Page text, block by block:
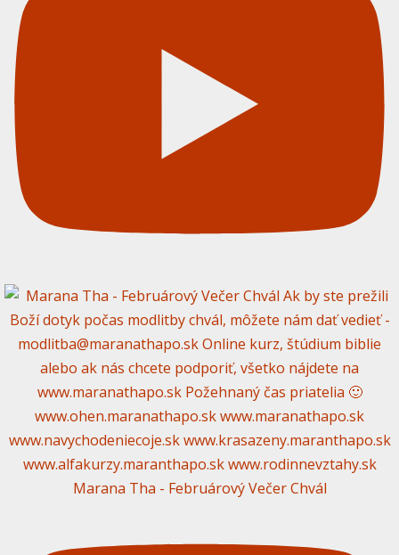
Marana Tha - Februárový Večer Chvál